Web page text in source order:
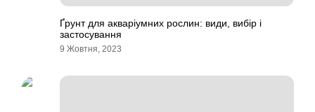
Ґрунт для акваріумних рослин: види, вибір і
застосування
9 Жовтня, 2023